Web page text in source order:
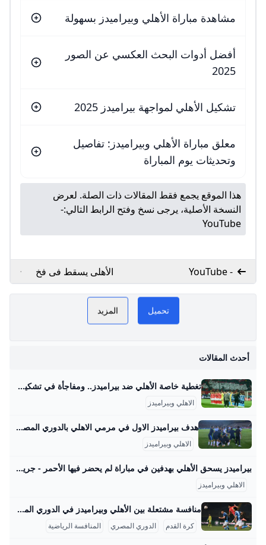
مشاهدة مباراة الأهلي وبيراميدز بسهولة
أفضل أدوات البحث العكسي عن الصور
2025
تشكيل الأهلي لمواجهة بيراميدز 2025
معلق مباراة الأهلي وبيراميدز: تفاصيل
وتحديثات يوم المباراة
هذا الموقع يجمع فقط المقالات ذات الصلة. لعرض
النسخة الأصلية، يرجى نسخ وفتح الرابط التالي:-
YouTube
- YouTube
الأهلى يسقط فى فخ
الهزيمة أمام بيراميدز
بثنائية.. السماوى يلقن
الأحمر خسارته الأولى
بالدورى مع ريبيرو.. أبناء
قلعة الجزيرة.. والجماهير
تحميل المزيد
أحدث المقالات
تغطية خاصة الأهلي ضد بيراميدز.. ومفاجأة في تشكيل الأحمر مصراوى تغطية خاصة الأهلي ضد بيراميدز ومفاجأة في تشكيل الأحمر | مصراوى 01:42 م السبت 30 أغسطس 2025 التقطت عدسة مراسل “مصراوي” المتواجد في مباراة الأهلي وبيراميدز، مقابلة إسبانية خالصة بين طاقم حكام اللقاء وعدد من الجهاز الفني للمارد الأحمر.. لمزيد من التفاصيل اضغط هنا فيديو هدف وليد الكراتي لبيراميدز في مرمي الأهلي قص فريق بيراميدز شريط التسجيل مبكرًا خلال المباراة التي تجمعه بنظيره الأهلي مساء اليوم السبت الموافق 30 أغسطس، ضمن مواجهات الجولة الخامسة في الدوري المصري.
الاهلي وبيراميدز
هدف بيراميدز الاول في مرمي الاهلي بالدوري المصري - بطولات مشاهدة هدف بيراميدز الاول في مرمي الاهلي بالدوري المصري اليوم السبت 30-8-2025 تعليق عربي إخلاء مسئولية: هذا المحتوى لم يتم انشائه او استضافته بواسطة موقع بطولات وأي مسئولية قانونية تقع على عاتق الطرف الثالث اهداف الاهلي اليوم مباراة بيراميدز اليوم اهداف بيراميدز اليوم الاهلي بيراميدز هدف مباراة الاهلي وبيراميدز الاهلي وبيراميدز اهداف الاهلي وبيراميدز الدوري المصري اهداف بيراميدز والاهلي بيراميدز والاهلي مباراة الاهلي اليوم وليد الكرتي مباراة بيراميدز والاهلي فيديوهات متعلقةسليم المصرى منذ 3 يوم
الاهلي وبيراميدز
بيراميدز يسحق الأهلي بهدفين في مباراة لم يحضر فيها الأحمر - جريدة المستقبل حقق نادي بيراميدز فوزًا غاليًا على نظيره النادي الأهلي، بهدفين دون رد في المباراة التي جمعت بينهم على استاد السلام في إطار الجولة الخامسة من بطولة الدوري… 30 أغسطس 2025 - 11:03 م أقل من دقيقة يبدو أنك تستخدم أداة لحظر الإعلانات. نحن نعتمد على الإعلانات كمصدر تمويل لموقعنا الإلكتروني
الاهلي وبيراميدز
منافسة مشتعلة بين الأهلي وبيراميدز في الدوري المصري 2025 في عالم كرة القدم المصرية، تمثل مواجهات نادي الأهلي وبيراميدز واحدة من أقوى وأبرز المواجهات التي تشهدها الملاعب المصرية في السنوات الأخيرة. حتى الآن، التقى الفريقان في 21 مباراة رسمية عبر مختلف المسابقات مثل الدوري المصري الممتاز، كأس مصر، وكأس السوبر المصري. من بين تلك المواجهات، استطاع الأهلي أن يحقق الفوز في 11 مباراة، بينما فاز بيراميدز في 6 مباريات، وانتهت 4 مواجهات بالتعادل. في هذه اللقاءات، سجل الأهلي 27 هدفًا مقابل 17 هدفًا لبيراميدز، مما يعكس تفوقاً واضحاً للهجوم الأحمر في هذه المنافسات.
كرة القدم الدوري المصري المنافسة الرياضية